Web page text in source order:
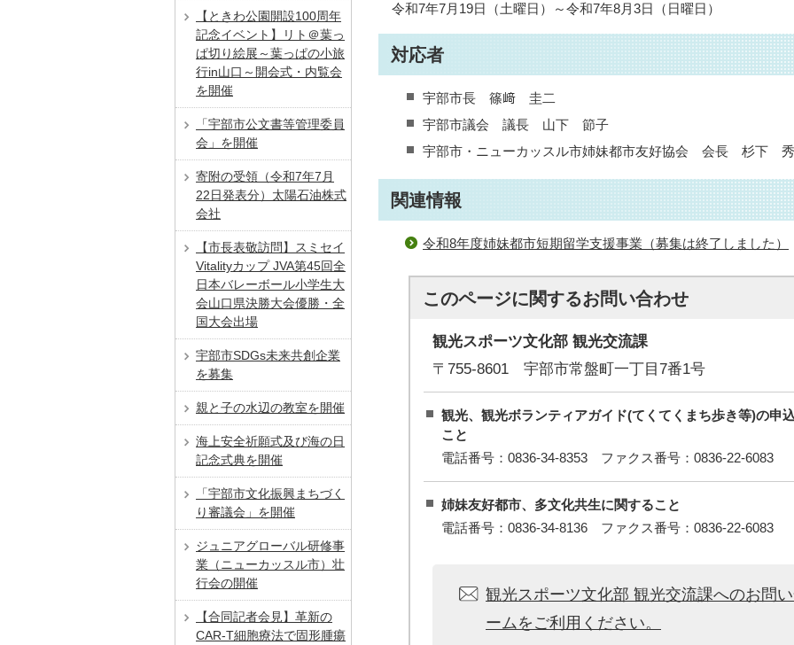
令和7年7月19日（土曜日）～令和7年8月3日（日曜日）
対応者
宇部市長 篠﨑 圭二
宇部市議会 議長 山下 節子
宇部市・ニューカッスル市姉妹都市友好協会 会長 杉下
関連情報
令和8年度姉妹都市短期留学支援事業（募集は終了しました）
このページに関するお問い合わせ
観光スポーツ文化部 観光交流課
〒755-8601 宇部市常盤町一丁目7番1号
観光、観光ボランティアガイド(てくてくまち歩き等)の申
こと
電話番号：0836-34-8353 ファクス番号：0836-22-6083
姉妹友好都市、多文化共生に関すること
電話番号：0836-34-8136 ファクス番号：0836-22-6083
観光スポーツ文化部 観光交流課へのお問
ームをご利用ください。
【ときわ公園開設100周年
記念イベント】リト＠葉っ
ぱ切り絵展～葉っぱの小旅
行in山口～開会式・内覧会
を開催
「宇部市公文書等管理委員
会」を開催
寄附の受領（令和7年7月
22日発表分）太陽石油株式
会社
【市長表敬訪問】スミセイ
Vitalityカップ JVA第45回全
日本バレーボール小学生大
会山口県決勝大会優勝・全
国大会出場
宇部市SDGs未来共創企業
を募集
親と子の水辺の教室を開催
海上安全祈願式及び海の日
記念式典を開催
「宇部市文化振興まちづく
り審議会」を開催
ジュニアグローバル研修事
業（ニューカッスル市）壮
行会の開催
【合同記者会見】革新の
CAR-T細胞療法で固形腫瘍